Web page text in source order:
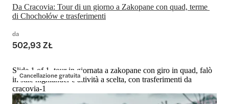
Da Cracovia: Tour di un giorno a Zakopane con quad, terme
di Chochołów e trasferimenti
da
502,93 ZŁ
Cancellazione gratuita
Slide 1 of 1, tour in giornata a zakopane con giro in quad, falò
in stile highlander e attività a scelta, con trasferimenti da
cracovia-1